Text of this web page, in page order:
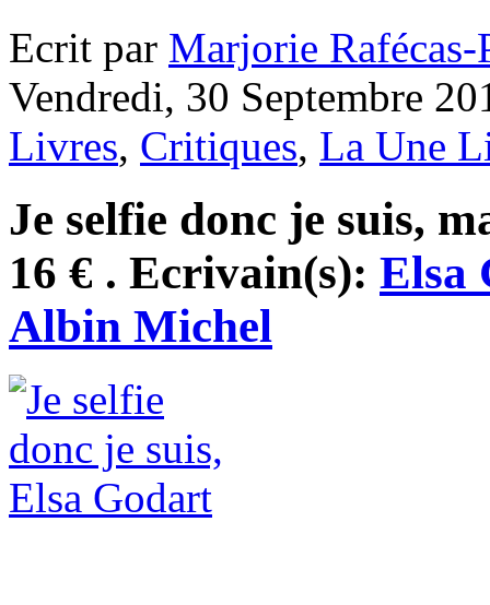
Ecrit par Marjorie Rafécas-
Vendredi, 30 Septembre
Livres, Critiques, La Une
Je selfie donc je suis,
16 € . Ecrivain(s): Elsa
Albin Michel